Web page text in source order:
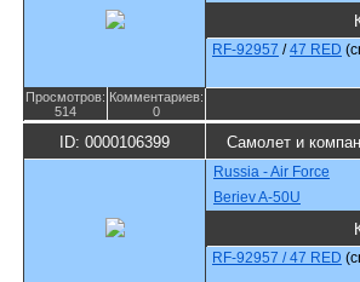
RF-92957 /47 RED
Просмотров:
514
Комментариев:
0
ID: 0000106399 Самолет и
Russia - Air Force
Beriev A-50U
RF-92957 / 47 RED